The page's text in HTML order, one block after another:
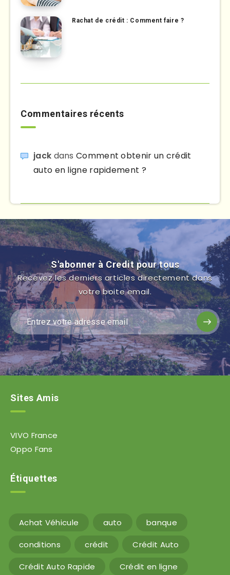
Rachat de crédit : Comment faire ?
Commentaires récents
jack dansComment obtenir un crédit
auto en ligne rapidement ?
S'abonner à Credit pour tous
Recevez les derniers articles directement dans
votre boite email.
Sites Amis
VIVO France
Oppo Fans
Étiquettes
Achat Véhicule auto banque
conditions crédit Crédit Auto
Crédit Auto Rapide Crédit en ligne